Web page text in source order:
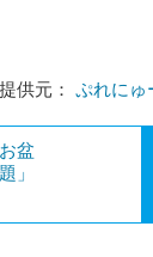
供元： ぷれにゅ
盆
」